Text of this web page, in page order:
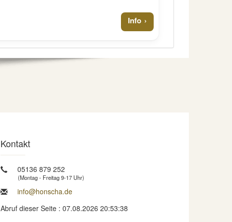
Info
Kontakt
05136 879 252
(Montag - Freitag 9-17 Uhr)
info@honscha.de
Abruf dieser Seite : 07.08.2026 20:53:38